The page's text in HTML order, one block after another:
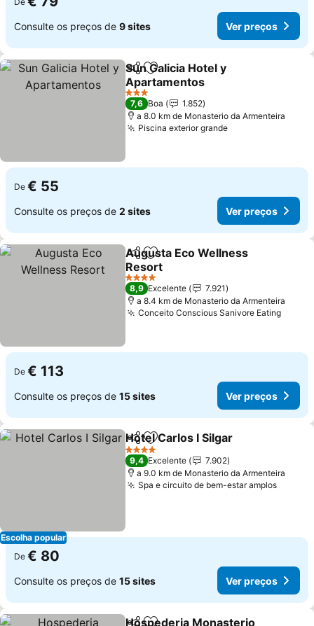
Consulte os preços de 9 sites Ver preços
PartilharAdicionar aos favoritos
Sun Galicia Hotel y
Apartamentos
Ver preços
3 Estrelas
7,6 Boa
1.852
a 8.0 km de Monasterio da Armenteira
Piscina exterior grandeVer preços
De € 55
Consulte os preços de 2 sites Ver preços
PartilharAdicionar aos favoritos
Augusta Eco Wellness
Resort
Ver preços
4 Estrelas
8,9 Excelente
7.921
a 8.4 km de Monasterio da Armenteira
Conceito Conscious Sanivore EatingVer
De € 113
Consulte os preços de 15 sites Ver preços
Escolha popular
PartilharAdicionar aos favoritos
Hotel Carlos I Silgar
4 Estrelas
9,4 Excelente
7.902
a 9.0 km de Monasterio da Armenteira
Spa e circuito de bem-estar amplosVer
De € 80
Consulte os preços de 15 sites Ver preços
Hospederia Monasterio